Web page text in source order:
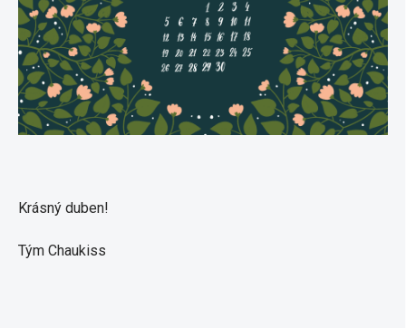
Krásný duben!
Tým Chaukiss